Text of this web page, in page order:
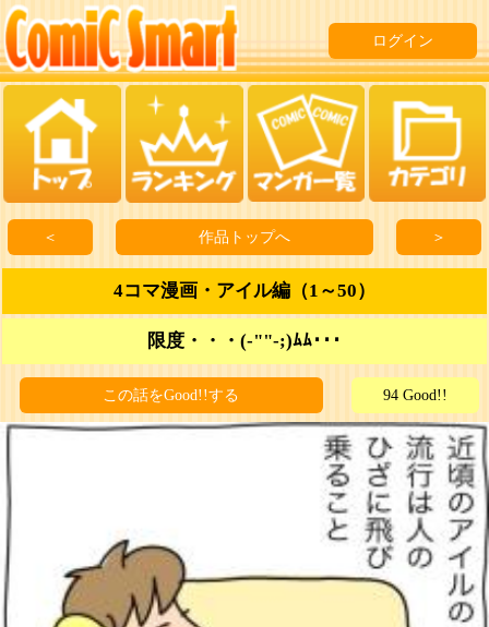
ログイン
＜ 作品トップへ ＞
4コマ漫画・アイル編（1～50）
限度・・・(-""-;)ﾑﾑ･･･
この話をGood!!する 94 Good!!